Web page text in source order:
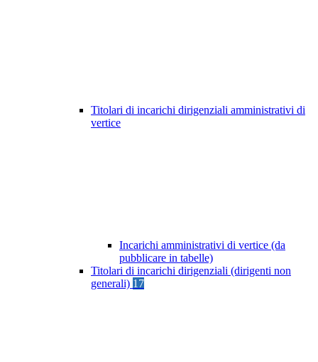
Titolari di incarichi dirigenziali amministrativi di
vertice
Incarichi amministrativi di vertice (da
pubblicare in tabelle)
Titolari di incarichi dirigenziali (dirigenti non
generali) 17